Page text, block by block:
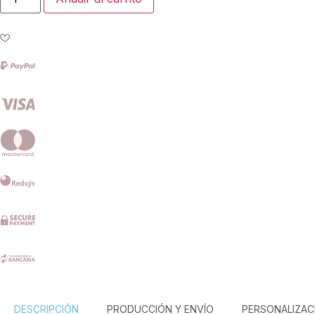
DESCRIPCIÓN PRODUCCIÓN Y ENVÍO